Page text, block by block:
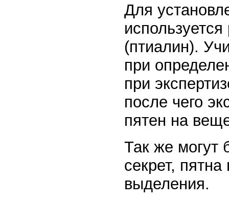
Для
(птиалин).
при
при
после чего
пятен на
Так же могут
секрет,
выделения.